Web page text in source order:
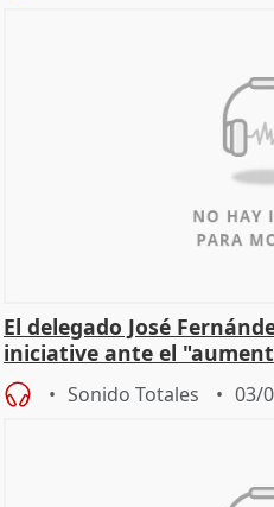
El delegado José
iniciative ante el
hogar en Madri
Sonido Totales 03/